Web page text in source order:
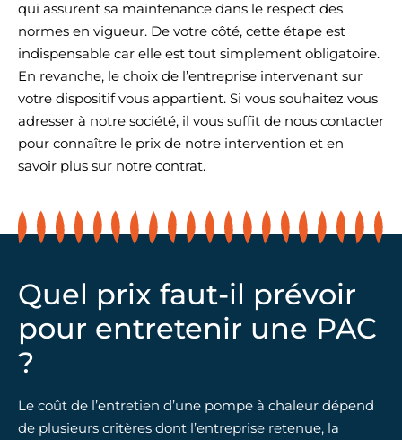
qui assurent sa maintenance dans le respect des
normes en vigueur. De votre côté, cette étape est
indispensable car elle est tout simplement obligatoire.
En revanche, le choix de l’entreprise intervenant sur
votre dispositif vous appartient. Si vous souhaitez vous
adresser à notre société, il vous suffit de nous contacter
pour connaître le prix de notre intervention et en
savoir plus sur notre contrat.
Quel prix faut-il prévoir
pour entretenir une PAC
?
Le coût de l’entretien d’une pompe à chaleur dépend
de plusieurs critères dont l’entreprise retenue, la